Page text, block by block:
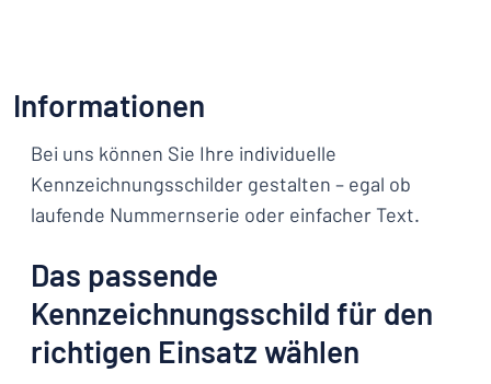
Informationen
Bei uns können Sie Ihre individuelle
Kennzeichnungsschilder gestalten – egal ob
laufende Nummernserie oder einfacher Text.
Das passende
Kennzeichnungsschild für den
richtigen Einsatz wählen